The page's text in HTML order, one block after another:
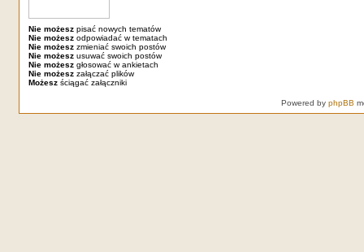
Nie możeszpisać nowych tematów
Nie możeszodpowiadać w tematach
Nie możeszzmieniać swoich postów
Nie możeszusuwać swoich postów
Nie możeszgłosować w ankietach
Nie możeszzałączać plików
Możeszściągać załączniki
Powered by phpBB